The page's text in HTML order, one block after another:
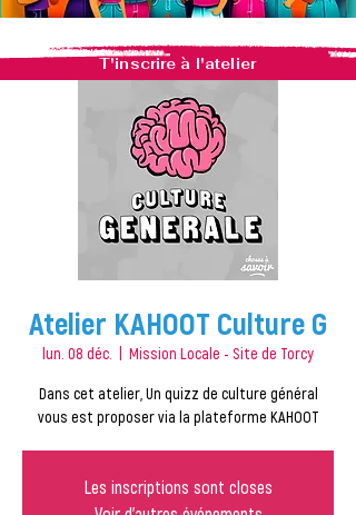
T'inscrire à l'atelier
Atelier KAHOOT Culture G
lun. 08 déc. Mission Locale - Site de Torcy
Dans cet atelier, Un quizz de culture général
vous est proposer via la plateforme KAHOOT
Les inscriptions sont closes